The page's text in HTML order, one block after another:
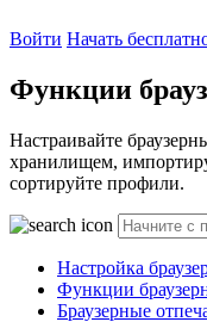
Войти Начать
Функции
Настраивайте
хранилищем,
сортируйте профили.
Настройка
Функции
Браузерные